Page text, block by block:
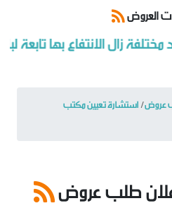
الدخول
المرور
العروض
زال الانتفاع بها تابعة
عروض استشارة تعيين مكتب
إعلان طلب عروض